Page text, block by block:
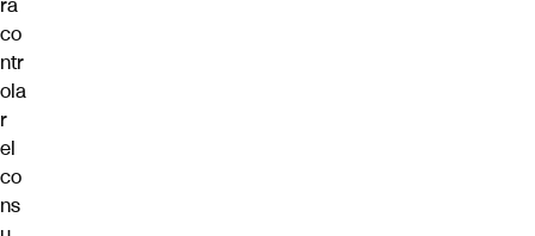
co
ntr
ola
r
el
co
ns